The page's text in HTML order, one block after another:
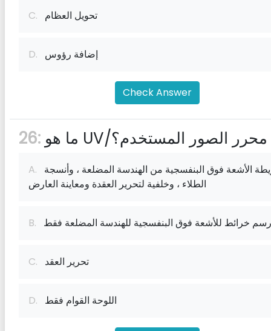
C. تحويل العظام
D. إضافة رؤوس
Check Answer
26: ما هو UV/محرر الصور المستخدم؟
A.
الطلاء ، وخلفية لتحرير العقدة ومعاينة العارض
B. رسم خرائط للأشعة فوق البنفسجية للهندسة المضلعة فقط
C. تحرير العقد
D. اللوحة القوام فقط